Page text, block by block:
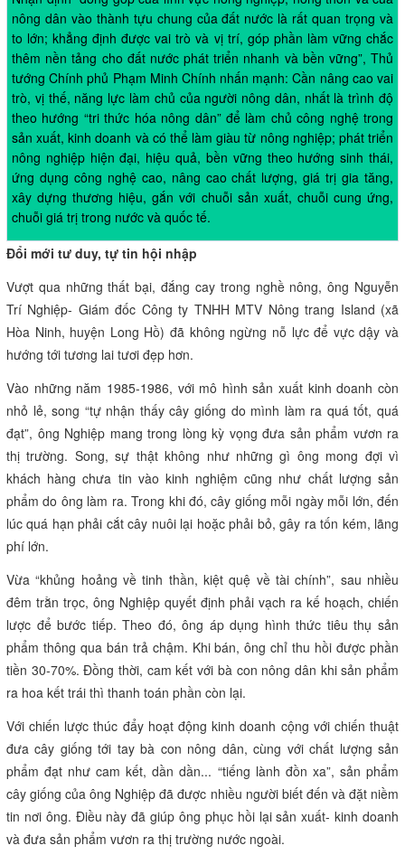
nông dân vào thành tựu chung của đất nước là rất quan trọng và
to lớn; khẳng định được vai trò và vị trí, góp phần làm vững chắc
thêm nền tảng cho đất nước phát triển nhanh và bền vững”, Thủ
tướng Chính phủ Phạm Minh Chính nhấn mạnh: Cần nâng cao vai
trò, vị thế, năng lực làm chủ của người nông dân, nhất là trình độ
theo hướng “tri thức hóa nông dân” để làm chủ công nghệ trong
sản xuất, kinh doanh và có thể làm giàu từ nông nghiệp; phát triển
nông nghiệp hiện đại, hiệu quả, bền vững theo hướng sinh thái,
ứng dụng công nghệ cao, nâng cao chất lượng, giá trị gia tăng,
xây dựng thương hiệu, gắn với chuỗi sản xuất, chuỗi cung ứng,
chuỗi giá trị trong nước và quốc tế.
Đổi mới tư duy, tự tin hội nhập
Vượt qua những thất bại, đắng cay trong nghề nông, ông Nguyễn
Trí Nghiệp- Giám đốc Công ty TNHH MTV Nông trang Island (xã
Hòa Ninh, huyện Long Hồ) đã không ngừng nỗ lực để vực dậy và
hướng tới tương lai tươi đẹp hơn.
Vào những năm 1985-1986, với mô hình sản xuất kinh doanh còn
nhỏ lẻ, song “tự nhận thấy cây giống do mình làm ra quá tốt, quá
đạt”, ông Nghiệp mang trong lòng kỳ vọng đưa sản phẩm vươn ra
thị trường. Song, sự thật không như những gì ông mong đợi vì
khách hàng chưa tin vào kinh nghiệm cũng như chất lượng sản
phẩm do ông làm ra. Trong khi đó, cây giống mỗi ngày mỗi lớn, đến
lúc quá hạn phải cắt cây nuôi lại hoặc phải bỏ, gây ra tốn kém, lãng
phí lớn.
Vừa “khủng hoảng về tinh thần, kiệt quệ về tài chính”, sau nhiều
đêm trằn trọc, ông Nghiệp quyết định phải vạch ra kế hoạch, chiến
lược để bước tiếp. Theo đó, ông áp dụng hình thức tiêu thụ sản
phẩm thông qua bán trả chậm. Khi bán, ông chỉ thu hồi được phần
tiền 30-70%. Đồng thời, cam kết với bà con nông dân khi sản phẩm
ra hoa kết trái thì thanh toán phần còn lại.
Với chiến lược thúc đẩy hoạt động kinh doanh cộng với chiến thuật
đưa cây giống tới tay bà con nông dân, cùng với chất lượng sản
phẩm đạt như cam kết, dần dần... “tiếng lành đồn xa”, sản phẩm
cây giống của ông Nghiệp đã được nhiều người biết đến và đặt niềm
tin nơi ông. Điều này đã giúp ông phục hồi lại sản xuất- kinh doanh
và đưa sản phẩm vươn ra thị trường nước ngoài.